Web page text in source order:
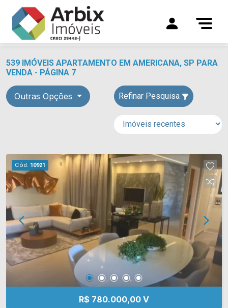
539 IMÓVEIS APARTAMENTO EM AMERICANA, SP PARA
VENDA - PÁGINA 7
Outras Opções Refinar Pesquisa
Cód. 10921
R$ 780.000,00 V